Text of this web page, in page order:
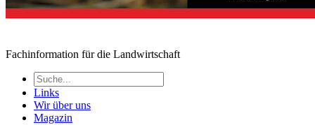
Fachinformation für die Landwirtschaft
Links
Wir über uns
Magazin